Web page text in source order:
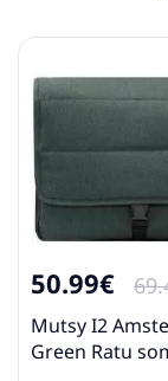
50.99€
Mutsy I2
Green Ratu